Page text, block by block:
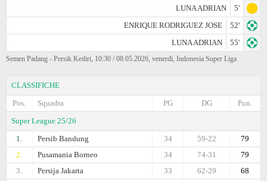
LUNA ADRIAN
5'
ENRIQUE RODRIGUEZ JOSE
52'
LUNA ADRIAN
55'
Semen Padang - Persik Kediri, 10:30 / 08.05.2026, venerdì, Indonesia Super Liga
CLASSIFICHE
Pos.
Squadra Pun.
DG
PG
Super League 25/26
1.
Persib Bandung 79
59-22
34
2.
Pusamania Borneo 79
74-31
34
3.
Persija Jakarta 68
62-29
33